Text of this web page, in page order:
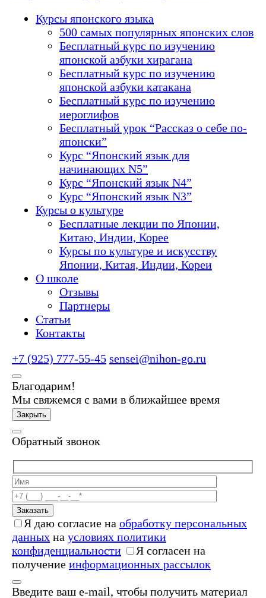
Курсы японского языка
500 самых популярных японских слов
Бесплатный курс по изучению
японской азбуки хирагана
Бесплатный курс по изучению
японской азбуки катакана
Бесплатный курс по изучению
иероглифов
Бесплатный урок “Рассказ о себе по-
японски”
Курс “Японский язык для
начинающих N5”
Курс “Японский язык N4”
Курс “Японский язык N3”
Курсы о культуре
Бесплатные лекции по Японии,
Китаю, Индии, Корее
Курсы по культуре и искусству
Японии, Китая, Индии, Кореи
О школе
Отзывы
Партнеры
Статьи
Контакты
+7 (925) 777-55-45 sensei@nihon-go.ru
Благодарим!
Мы свяжемся с вами в ближайшее время
Закрыть
Обратный звонок
Заказать
Я даю согласие на обработку персональных
данных на условиях политики
конфиденциальности
Я согласен на
получение информационных рассылок
Введите ваш e-mail, чтобы получить материал